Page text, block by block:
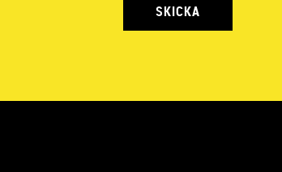
SKICKA